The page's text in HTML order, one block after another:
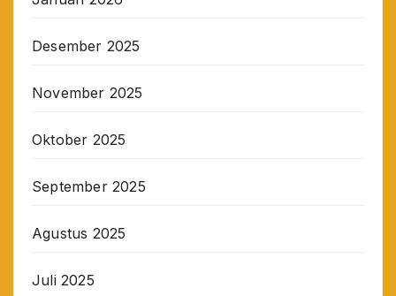
Desember 2025
November 2025
Oktober 2025
September 2025
Agustus 2025
Juli 2025